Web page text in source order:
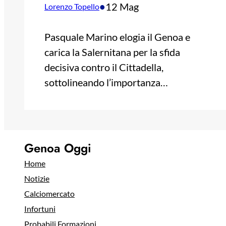
Lorenzo Topello•12 Mag
Pasquale Marino elogia il Genoa e
carica la Salernitana per la sfida
decisiva contro il Cittadella,
sottolineando l’importanza…
Genoa Oggi
Home
Notizie
Calciomercato
Infortuni
Probabili Formazioni